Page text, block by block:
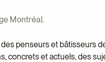
Montréal.
penseurs et bâtisseurs
concrets et actuels, des